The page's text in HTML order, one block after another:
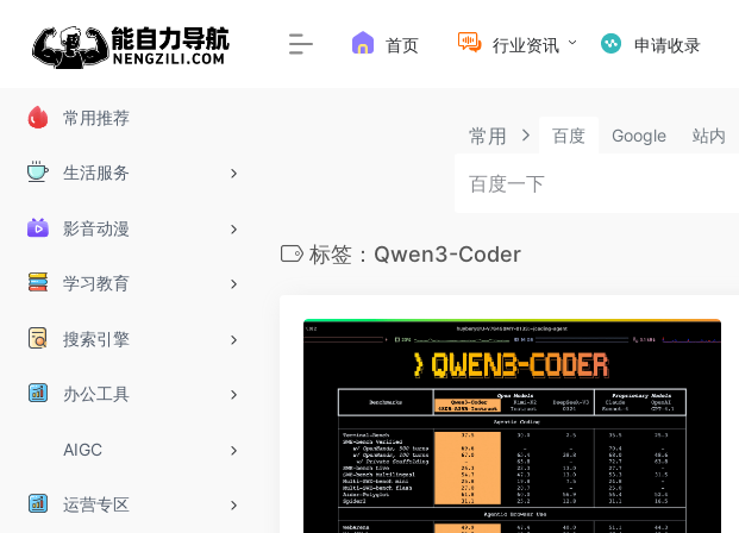
常用推荐
生活服务
影音动漫
学习教育
搜索引擎
办公工具
AIGC
运营专区
首页 行业资讯 申请收录
常用 百度 Google 站内
标签：Qwen3-Coder